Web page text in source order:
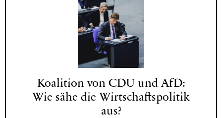
Koalition von CDU und AfD:
Wie sähe die Wirtschaftspolitik
aus?